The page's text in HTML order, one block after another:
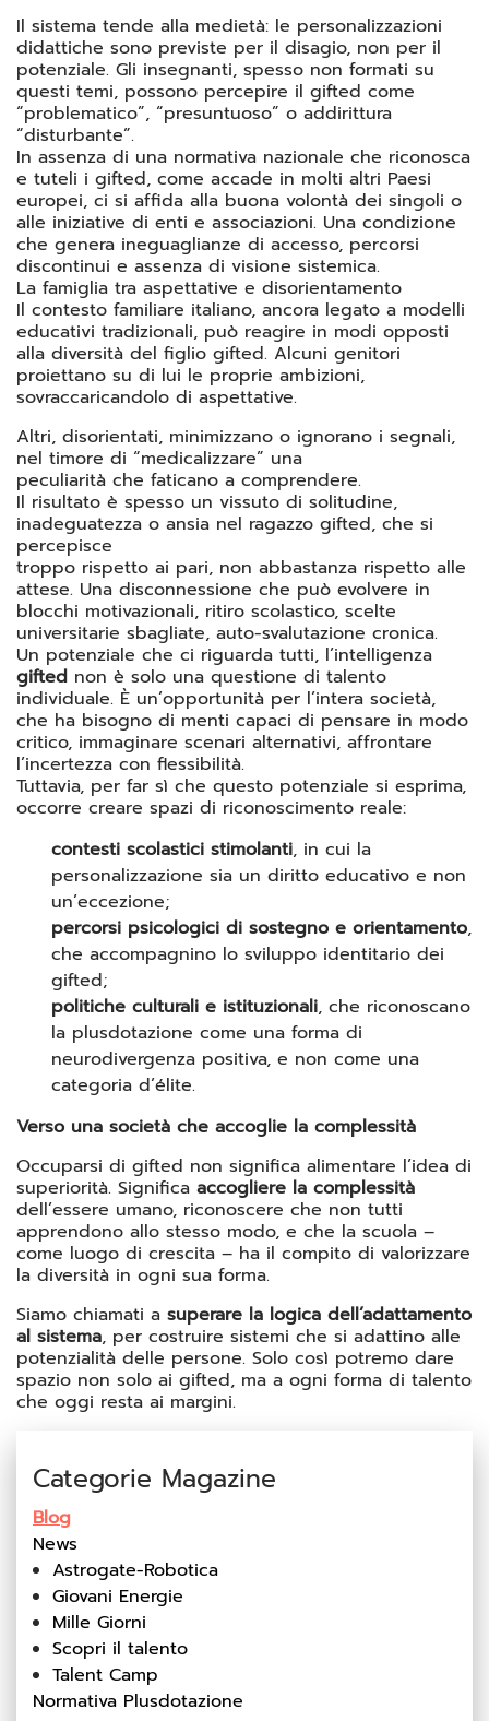
Il sistema tende alla medietà: le personalizzazioni
didattiche sono previste per il disagio, non per il
potenziale. Gli insegnanti, spesso non formati su
questi temi, possono percepire il gifted come
“problematico”, “presuntuoso” o addirittura
“disturbante”.
In assenza di una normativa nazionale che riconosca
e tuteli i gifted, come accade in molti altri Paesi
europei, ci si affida alla buona volontà dei singoli o
alle iniziative di enti e associazioni. Una condizione
che genera ineguaglianze di accesso, percorsi
discontinui e assenza di visione sistemica.
La famiglia tra aspettative e disorientamento
Il contesto familiare italiano, ancora legato a modelli
educativi tradizionali, può reagire in modi opposti
alla diversità del figlio gifted. Alcuni genitori
proiettano su di lui le proprie ambizioni,
sovraccaricandolo di aspettative.
Altri, disorientati, minimizzano o ignorano i segnali,
nel timore di “medicalizzare” una
peculiarità che faticano a comprendere.
Il risultato è spesso un vissuto di solitudine,
inadeguatezza o ansia nel ragazzo gifted, che si
percepisce
troppo rispetto ai pari, non abbastanza rispetto alle
attese. Una disconnessione che può evolvere in
blocchi motivazionali, ritiro scolastico, scelte
universitarie sbagliate, auto-svalutazione cronica.
Un potenziale che ci riguarda tutti, l’intelligenza
gifted non è solo una questione di talento
individuale. È un’opportunità per l’intera società,
che ha bisogno di menti capaci di pensare in modo
critico, immaginare scenari alternativi, affrontare
l’incertezza con flessibilità.
Tuttavia, per far sì che questo potenziale si esprima,
occorre creare spazi di riconoscimento reale:
contesti scolastici stimolanti, in cui la
personalizzazione sia un diritto educativo e non
un’eccezione;
percorsi psicologici di sostegno e orientamento,
che accompagnino lo sviluppo identitario dei
gifted;
politiche culturali e istituzionali, che riconoscano
la plusdotazione come una forma di
neurodivergenza positiva, e non come una
categoria d’élite.
Verso una società che accoglie la complessità
Occuparsi di gifted non significa alimentare l’idea di
superiorità. Significa accogliere la complessità
dell’essere umano, riconoscere che non tutti
apprendono allo stesso modo, e che la scuola –
come luogo di crescita – ha il compito di valorizzare
la diversità in ogni sua forma.
Siamo chiamati a superare la logica dell’adattamento
al sistema, per costruire sistemi che si adattino alle
potenzialità delle persone. Solo così potremo dare
spazio non solo ai gifted, ma a ogni forma di talento
che oggi resta ai margini.
Categorie Magazine
Blog
News
Astrogate-Robotica
Giovani Energie
Mille Giorni
Scopri il talento
Talent Camp
Normativa Plusdotazione